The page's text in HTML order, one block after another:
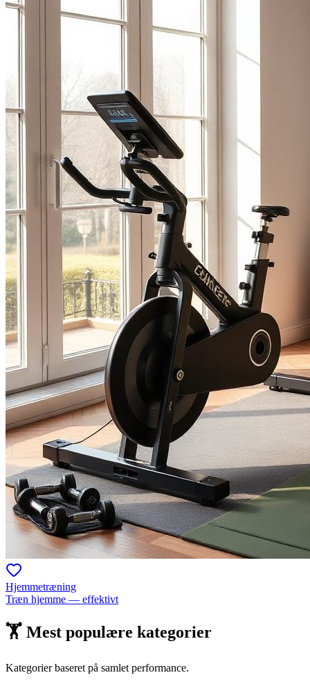
Hjemmetræning
Træn hjemme — effektivt
🏋 Mest populære kategorier
Kategorier baseret på samlet performance.